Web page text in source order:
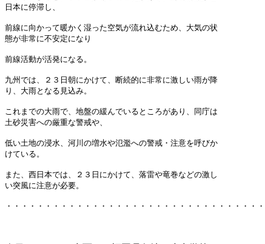
日本に停滞し、
前線に向かって暖かく湿った空気が流れ込むため、大気の状
態が非常に不安定になり
前線活動が活発になる。
九州では、２３日朝にかけて、断続的に非常に激しい雨が降
り、大雨となる見込み。
これまでの大雨で、地盤の緩んでいるところがあり、同庁は
土砂災害への厳重な警戒や、
低い土地の浸水、河川の増水や氾濫への警戒・注意を呼びか
けている。
また、西日本では、２３日にかけて、落雷や竜巻などの激し
い突風に注意が必要。
・・・・・・・・・・・・・・・・・・・・・・・・・・・・・・・・・